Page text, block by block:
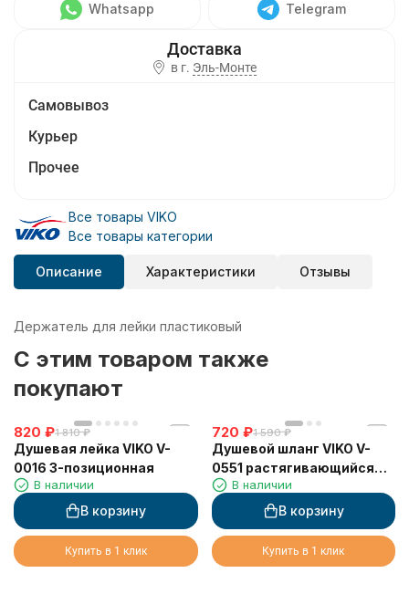
Whatsapp Telegram
в г. Эль-Монте
Самовывоз
Курьер
Прочее
Все товары VIKO
Все товары категории
Описание Характеристики Отзывы
Держатель для лейки пластиковый
C этим товаром также
покупают
820 ₽1 810 ₽
Душевая лейка VIKO V-
0016 3-позиционная
В наличии
В корзину
Купить в 1 клик
720 ₽1 590 ₽
Душевой шланг VIKO V-
0551 растягивающийся
1,5-1,9м (имп/имп)
В наличии
В корзину
Купить в 1 клик